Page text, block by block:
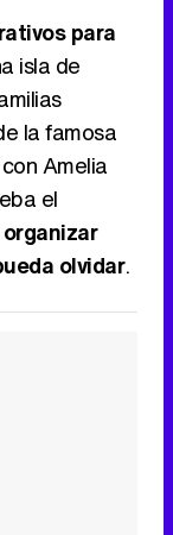
Canción ganadora de Eurovisión 2026: DARA con "Bangaranga" por Bulgaria
para
isla de
la famosa
Amelia
el
organizar
olvidar.